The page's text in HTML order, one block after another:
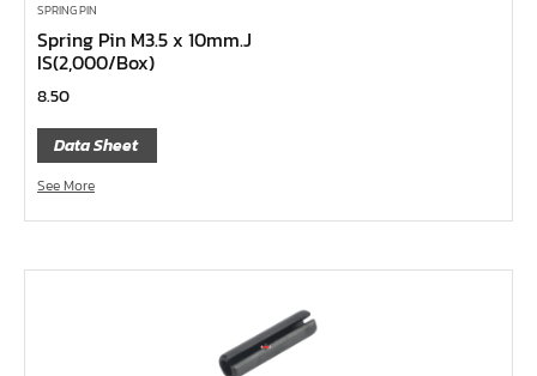
หัวขัน
ข้อต่อฟรี
ข้ออ่อน
ข้อต่อ หักมุม
ข้อต่อ
ด้ามฟรี หัวกลม คอพับ ด้ามยาง 1/4", 3/8", 1/2"
SPRING PIN
Spring Pin M3.5 x 10mm.J
IS(2,000/Box)
8.50
Data Sheet
See More